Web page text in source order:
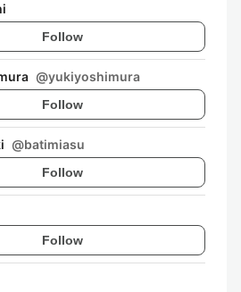
Follow
@yukiyoshimura
Follow
@batimiasu
Follow
Follow